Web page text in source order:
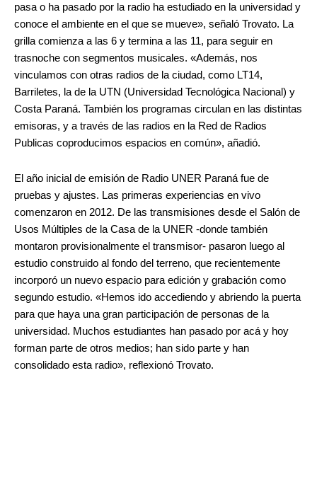
pasa o ha pasado por la radio ha estudiado en la universidad y
conoce el ambiente en el que se mueve», señaló Trovato. La
grilla comienza a las 6 y termina a las 11, para seguir en
trasnoche con segmentos musicales. «Además, nos
vinculamos con otras radios de la ciudad, como LT14,
Barriletes, la de la UTN (Universidad Tecnológica Nacional) y
Costa Paraná. También los programas circulan en las distintas
emisoras, y a través de las radios en la Red de Radios
Publicas coproducimos espacios en común», añadió.
El año inicial de emisión de Radio UNER Paraná fue de
pruebas y ajustes. Las primeras experiencias en vivo
comenzaron en 2012. De las transmisiones desde el Salón de
Usos Múltiples de la Casa de la UNER -donde también
montaron provisionalmente el transmisor- pasaron luego al
estudio construido al fondo del terreno, que recientemente
incorporó un nuevo espacio para edición y grabación como
segundo estudio. «Hemos ido accediendo y abriendo la puerta
para que haya una gran participación de personas de la
universidad. Muchos estudiantes han pasado por acá y hoy
forman parte de otros medios; han sido parte y han
consolidado esta radio», reflexionó Trovato.